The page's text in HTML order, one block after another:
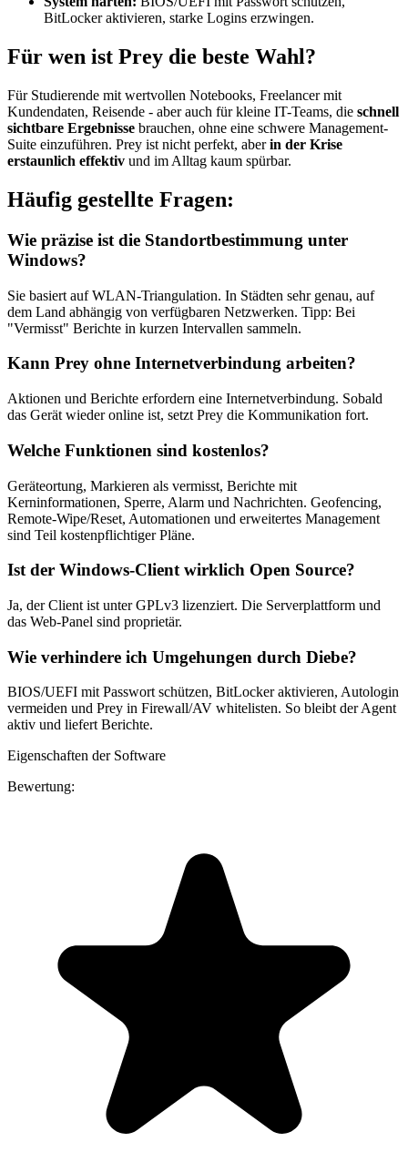
BitLocker aktivieren, starke Logins erzwingen.
Für wen ist Prey die beste Wahl?
Für Studierende mit wertvollen Notebooks, Freelancer mit
Kundendaten, Reisende - aber auch für kleine IT-Teams, die schnell
sichtbare Ergebnisse brauchen, ohne eine schwere Management-
Suite einzuführen. Prey ist nicht perfekt, aberin der Krise
erstaunlich effektiv und im Alltag kaum spürbar.
Häufig gestellte Fragen:
Wie präzise ist die Standortbestimmung unter
Windows?
Sie basiert auf WLAN-Triangulation. In Städten sehr genau, auf
dem Land abhängig von verfügbaren Netzwerken. Tipp: Bei
"Vermisst" Berichte in kurzen Intervallen sammeln.
Kann Prey ohne Internetverbindung arbeiten?
Aktionen und Berichte erfordern eine Internetverbindung. Sobald
das Gerät wieder online ist, setzt Prey die Kommunikation fort.
Welche Funktionen sind kostenlos?
Geräteortung, Markieren als vermisst, Berichte mit
Kerninformationen, Sperre, Alarm und Nachrichten. Geofencing,
Remote-Wipe/Reset, Automationen und erweitertes Management
sind Teil kostenpflichtiger Pläne.
Ist der Windows-Client wirklich Open Source?
Ja, der Client ist unter GPLv3 lizenziert. Die Serverplattform und
das Web-Panel sind proprietär.
Wie verhindere ich Umgehungen durch Diebe?
BIOS/UEFI mit Passwort schützen, BitLocker aktivieren, Autologin
vermeiden und Prey in Firewall/AV whitelisten. So bleibt der Agent
aktiv und liefert Berichte.
Eigenschaften der Software
Bewertung: